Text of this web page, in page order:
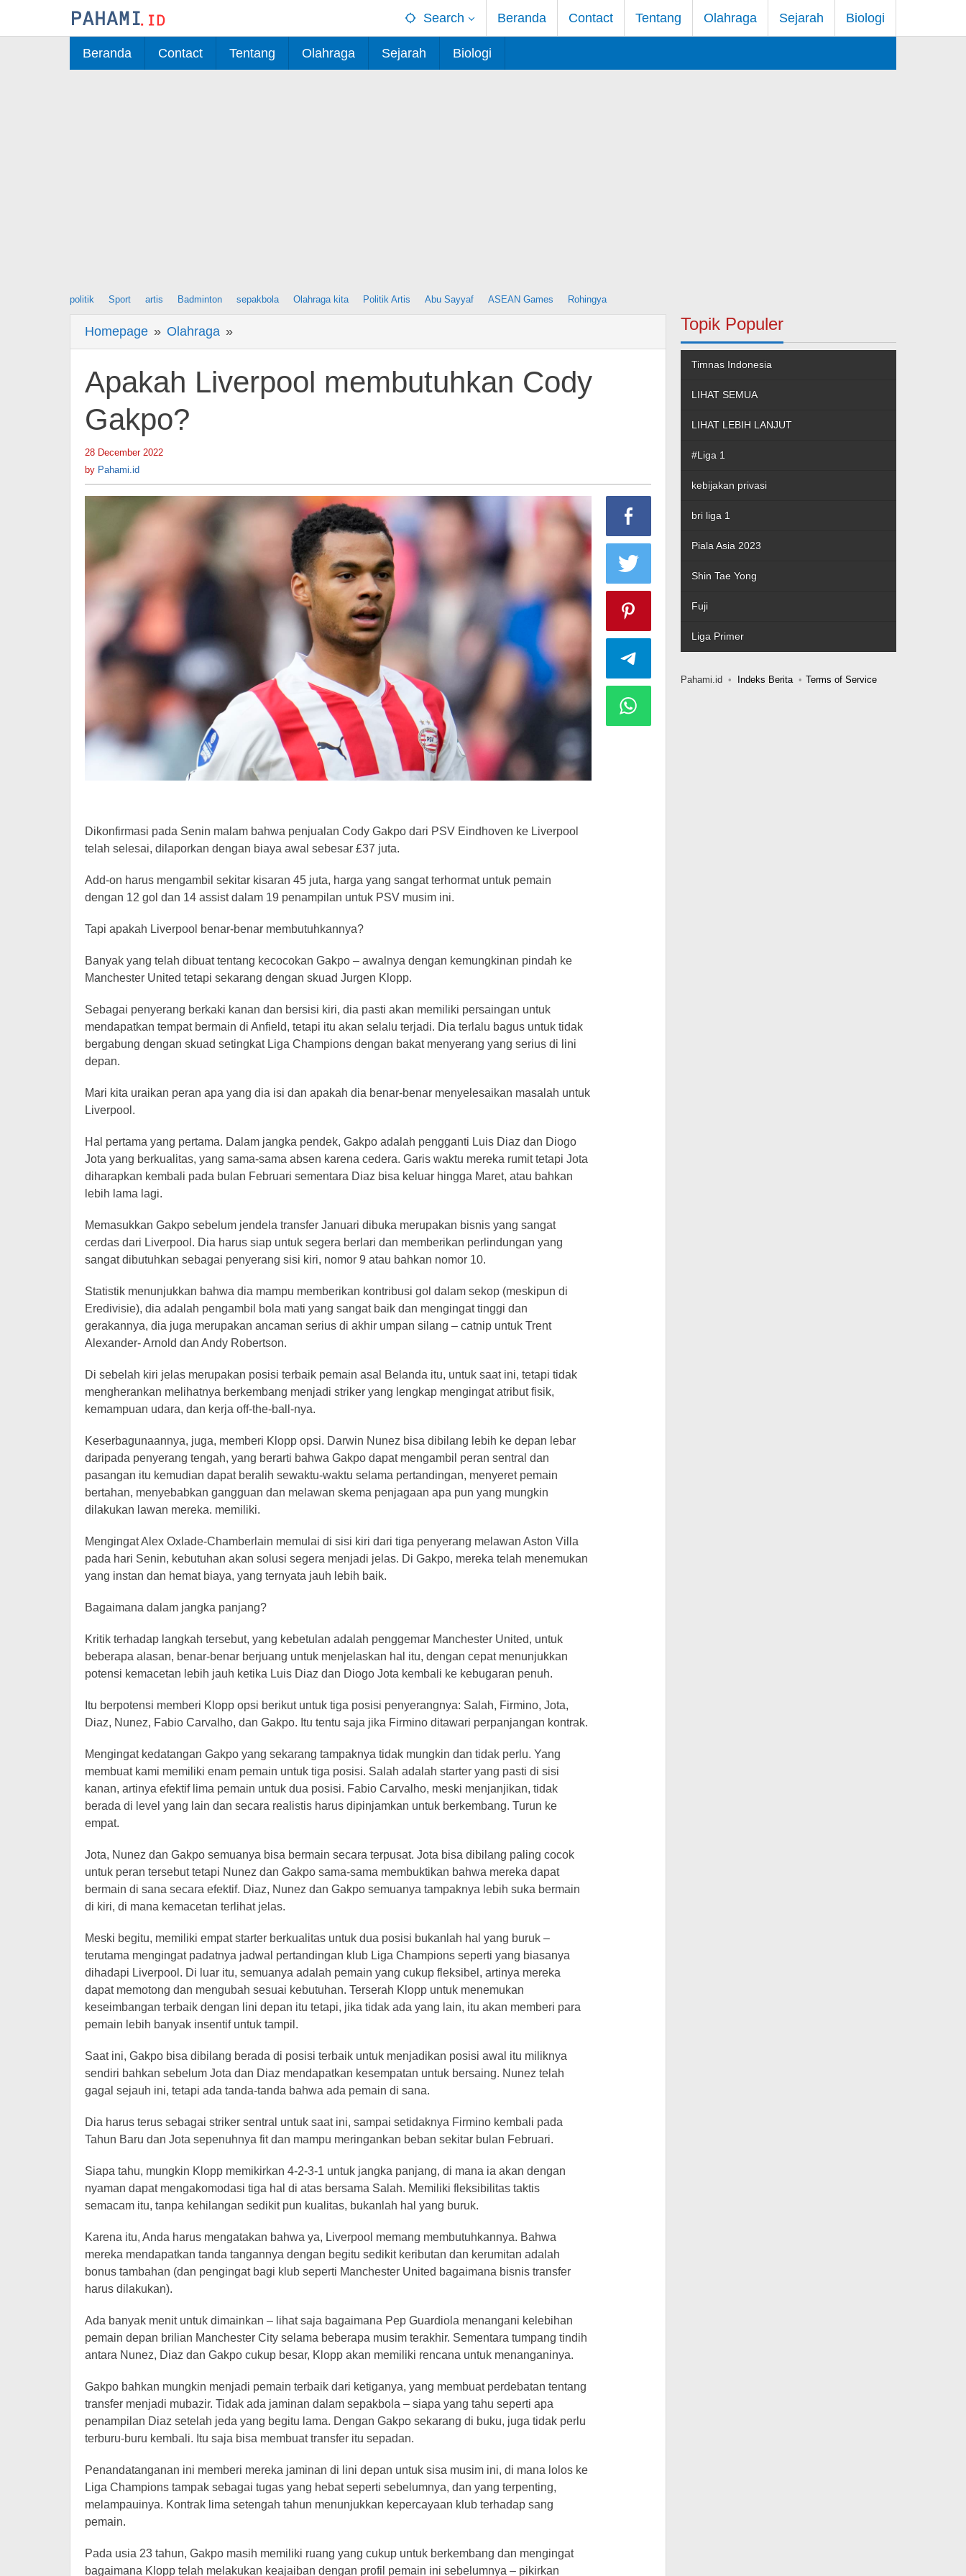
Search Beranda Contact Tentang Olahraga Sejarah Biologi
Beranda Contact Tentang Olahraga Sejarah Biologi
politik Sport artis Badminton sepakbola Olahraga kita Politik Artis Abu Sayyaf ASEAN Games Rohingya
Homepage » Olahraga »
Liverpool
membutuhkan
Cody
Apakah Liverpool membutuhkan Cody
Gakpo?
28 December 2022
by Pahami.id
Dikonfirmasi pada Senin malam bahwa penjualan Cody Gakpo dari PSV Eindhoven ke Liverpool
telah selesai, dilaporkan dengan biaya awal sebesar £37 juta.
Add-on harus mengambil sekitar kisaran 45 juta, harga yang sangat terhormat untuk pemain
dengan 12 gol dan 14 assist dalam 19 penampilan untuk PSV musim ini.
Tapi apakah Liverpool benar-benar membutuhkannya?
Banyak yang telah dibuat tentang kecocokan Gakpo – awalnya dengan kemungkinan pindah ke
Manchester United tetapi sekarang dengan skuad Jurgen Klopp.
Sebagai penyerang berkaki kanan dan bersisi kiri, dia pasti akan memiliki persaingan untuk
mendapatkan tempat bermain di Anfield, tetapi itu akan selalu terjadi. Dia terlalu bagus untuk tidak
bergabung dengan skuad setingkat Liga Champions dengan bakat menyerang yang serius di lini
depan.
Mari kita uraikan peran apa yang dia isi dan apakah dia benar-benar menyelesaikan masalah untuk
Liverpool.
Hal pertama yang pertama. Dalam jangka pendek, Gakpo adalah pengganti Luis Diaz dan Diogo
Jota yang berkualitas, yang sama-sama absen karena cedera. Garis waktu mereka rumit tetapi Jota
diharapkan kembali pada bulan Februari sementara Diaz bisa keluar hingga Maret, atau bahkan
lebih lama lagi.
Memasukkan Gakpo sebelum jendela transfer Januari dibuka merupakan bisnis yang sangat
cerdas dari Liverpool. Dia harus siap untuk segera berlari dan memberikan perlindungan yang
sangat dibutuhkan sebagai penyerang sisi kiri, nomor 9 atau bahkan nomor 10.
Statistik menunjukkan bahwa dia mampu memberikan kontribusi gol dalam sekop (meskipun di
Eredivisie), dia adalah pengambil bola mati yang sangat baik dan mengingat tinggi dan
gerakannya, dia juga merupakan ancaman serius di akhir umpan silang – catnip untuk Trent
Alexander- Arnold dan Andy Robertson.
Di sebelah kiri jelas merupakan posisi terbaik pemain asal Belanda itu, untuk saat ini, tetapi tidak
mengherankan melihatnya berkembang menjadi striker yang lengkap mengingat atribut fisik,
kemampuan udara, dan kerja off-the-ball-nya.
Keserbagunaannya, juga, memberi Klopp opsi. Darwin Nunez bisa dibilang lebih ke depan lebar
daripada penyerang tengah, yang berarti bahwa Gakpo dapat mengambil peran sentral dan
pasangan itu kemudian dapat beralih sewaktu-waktu selama pertandingan, menyeret pemain
bertahan, menyebabkan gangguan dan melawan skema penjagaan apa pun yang mungkin
dilakukan lawan mereka. memiliki.
Mengingat Alex Oxlade-Chamberlain memulai di sisi kiri dari tiga penyerang melawan Aston Villa
pada hari Senin, kebutuhan akan solusi segera menjadi jelas. Di Gakpo, mereka telah menemukan
yang instan dan hemat biaya, yang ternyata jauh lebih baik.
Bagaimana dalam jangka panjang?
Kritik terhadap langkah tersebut, yang kebetulan adalah penggemar Manchester United, untuk
beberapa alasan, benar-benar berjuang untuk menjelaskan hal itu, dengan cepat menunjukkan
potensi kemacetan lebih jauh ketika Luis Diaz dan Diogo Jota kembali ke kebugaran penuh.
Itu berpotensi memberi Klopp opsi berikut untuk tiga posisi penyerangnya: Salah, Firmino, Jota,
Diaz, Nunez, Fabio Carvalho, dan Gakpo. Itu tentu saja jika Firmino ditawari perpanjangan kontrak.
Mengingat kedatangan Gakpo yang sekarang tampaknya tidak mungkin dan tidak perlu. Yang
membuat kami memiliki enam pemain untuk tiga posisi. Salah adalah starter yang pasti di sisi
kanan, artinya efektif lima pemain untuk dua posisi. Fabio Carvalho, meski menjanjikan, tidak
berada di level yang lain dan secara realistis harus dipinjamkan untuk berkembang. Turun ke
empat.
Jota, Nunez dan Gakpo semuanya bisa bermain secara terpusat. Jota bisa dibilang paling cocok
untuk peran tersebut tetapi Nunez dan Gakpo sama-sama membuktikan bahwa mereka dapat
bermain di sana secara efektif. Diaz, Nunez dan Gakpo semuanya tampaknya lebih suka bermain
di kiri, di mana kemacetan terlihat jelas.
Meski begitu, memiliki empat starter berkualitas untuk dua posisi bukanlah hal yang buruk –
terutama mengingat padatnya jadwal pertandingan klub Liga Champions seperti yang biasanya
dihadapi Liverpool. Di luar itu, semuanya adalah pemain yang cukup fleksibel, artinya mereka
dapat memotong dan mengubah sesuai kebutuhan. Terserah Klopp untuk menemukan
keseimbangan terbaik dengan lini depan itu tetapi, jika tidak ada yang lain, itu akan memberi para
pemain lebih banyak insentif untuk tampil.
Saat ini, Gakpo bisa dibilang berada di posisi terbaik untuk menjadikan posisi awal itu miliknya
sendiri bahkan sebelum Jota dan Diaz mendapatkan kesempatan untuk bersaing. Nunez telah
gagal sejauh ini, tetapi ada tanda-tanda bahwa ada pemain di sana.
Dia harus terus sebagai striker sentral untuk saat ini, sampai setidaknya Firmino kembali pada
Tahun Baru dan Jota sepenuhnya fit dan mampu meringankan beban sekitar bulan Februari.
Siapa tahu, mungkin Klopp memikirkan 4-2-3-1 untuk jangka panjang, di mana ia akan dengan
nyaman dapat mengakomodasi tiga hal di atas bersama Salah. Memiliki fleksibilitas taktis
semacam itu, tanpa kehilangan sedikit pun kualitas, bukanlah hal yang buruk.
Karena itu, Anda harus mengatakan bahwa ya, Liverpool memang membutuhkannya. Bahwa
mereka mendapatkan tanda tangannya dengan begitu sedikit keributan dan kerumitan adalah
bonus tambahan (dan pengingat bagi klub seperti Manchester United bagaimana bisnis transfer
harus dilakukan).
Ada banyak menit untuk dimainkan – lihat saja bagaimana Pep Guardiola menangani kelebihan
pemain depan brilian Manchester City selama beberapa musim terakhir. Sementara tumpang tindih
antara Nunez, Diaz dan Gakpo cukup besar, Klopp akan memiliki rencana untuk menanganinya.
Gakpo bahkan mungkin menjadi pemain terbaik dari ketiganya, yang membuat perdebatan tentang
transfer menjadi mubazir. Tidak ada jaminan dalam sepakbola – siapa yang tahu seperti apa
penampilan Diaz setelah jeda yang begitu lama. Dengan Gakpo sekarang di buku, juga tidak perlu
terburu-buru kembali. Itu saja bisa membuat transfer itu sepadan.
Penandatanganan ini memberi mereka jaminan di lini depan untuk sisa musim ini, di mana lolos ke
Liga Champions tampak sebagai tugas yang hebat seperti sebelumnya, dan yang terpenting,
melampauinya. Kontrak lima setengah tahun menunjukkan kepercayaan klub terhadap sang
pemain.
Pada usia 23 tahun, Gakpo masih memiliki ruang yang cukup untuk berkembang dan mengingat
bagaimana Klopp telah melakukan keajaiban dengan profil pemain ini sebelumnya – pikirkan
Topik Populer
Timnas Indonesia
LIHAT SEMUA
LIHAT LEBIH LANJUT
#Liga 1
kebijakan privasi
bri liga 1
Piala Asia 2023
Shin Tae Yong
Fuji
Liga Primer
Pahami.id Indeks Berita Terms of Service